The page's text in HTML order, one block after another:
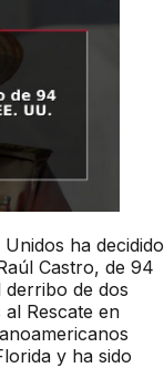
ha decidido
Castro, de 94
de dos
Rescate en
y ha sido